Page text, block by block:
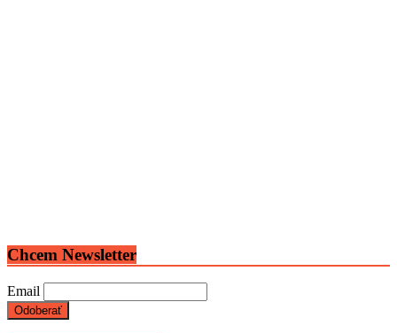
Chcem Newsletter
Email